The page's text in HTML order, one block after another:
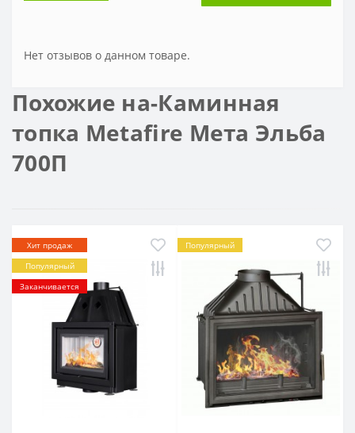
Нет отзывов о данном товаре.
Похожие на-Каминная
топка Metafire Мета Эльба
700П
Хит продаж
Популярный
Заканчивается
Популярный